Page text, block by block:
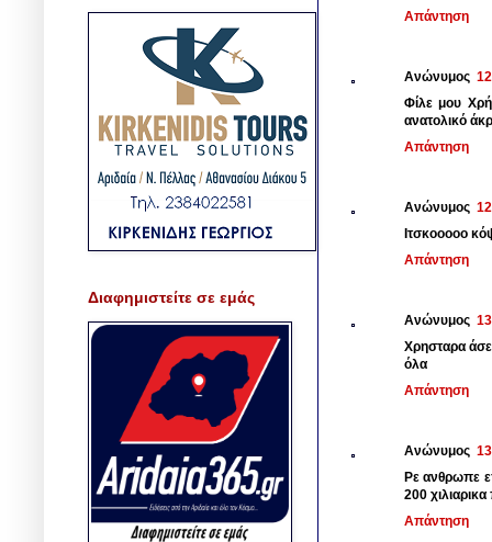
Απάντηση
Ανώνυμος
Φίλε μου
ανατολικό
Απάντηση
Ανώνυμος
Ιτσκοοοοο
Απάντηση
Ανώνυμος
Χρησταρα άσε
όλα
Απάντηση
Ανώνυμος
Ρε ανθρωπε
200
Απάντηση
Διαφημιστείτε σε εμάς